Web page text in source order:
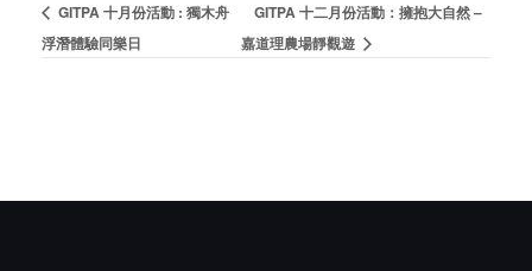
GITPA 十月份活動 : 獨木舟
浮潛體驗同樂日
GITPA 十二月份活動：擁抱大自然 –
嘉道理農場靜觀遊